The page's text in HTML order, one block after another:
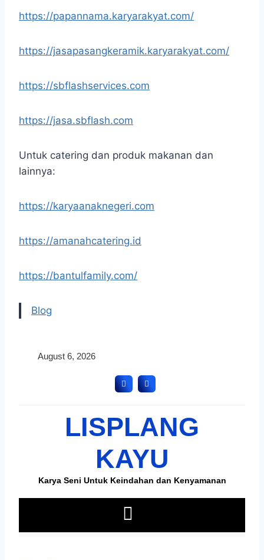
https://papannama.karyarakyat.com/
https://jasapasangkeramik.karyarakyat.com/
https://sbflashservices.com
https://jasa.sbflash.com
Untuk catering dan produk makanan dan
lainnya:
https://karyaanaknegeri.com
https://amanahcatering.id
https://bantulfamily.com/
Blog